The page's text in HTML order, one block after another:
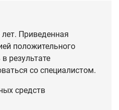
Приведенная
положительного
результате
со специалистом.
средств